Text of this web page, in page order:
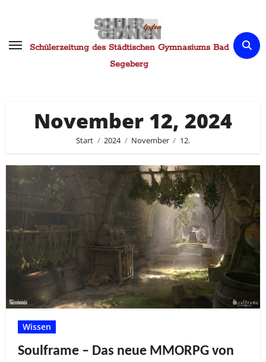
springenSchülerzeitung des Städtischen Gymnasiums Bad
Segeberg
November 12, 2024
Start 2024 November 12.
Wissen
Soulframe – Das neue MMORPG von